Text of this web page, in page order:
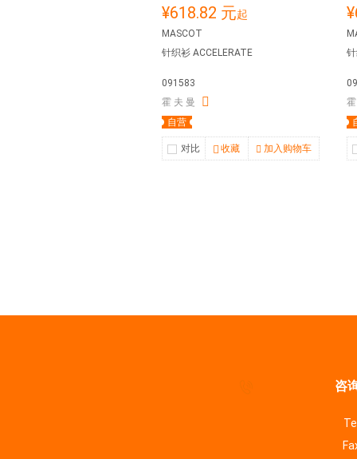
¥618.82 元起
MASCOT
针织衫 ACCELERATE
091583
霍 夫 曼
自营
对比 收藏 加入购物车
咨